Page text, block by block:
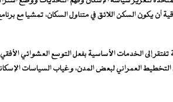
أن يكون السكن اللائق في متناول السكان، تمشيا مع
إلى الخدمات الأساسية بفعل التوسع العشوائي الأفقي
العمراني لبعض المدن، وغياب السياسات